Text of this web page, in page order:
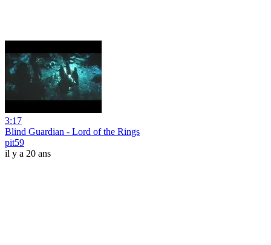
3:17
Blind Guardian - Lord of the Rings
pit59
il y a 20 ans